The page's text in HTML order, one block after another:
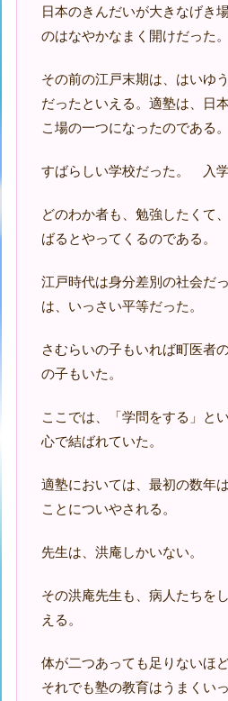
日本のきんだいが大きなげき
のはなやかなまく開けだった。
その前の江戸末期は、はいゆ
だったといえる。適塾は、日
こ場の一つになったのである。
すばらしい学校だった。 入学
どのわか者も、勉強したくて
ばるとやってくるのである。
江戸時代は身分差別の社会だ
は、いっさい平等だった。
さむらいの子もいれば町医者
の子もいた。
ここでは、「学問をする」と
心で結ばれていた。
適塾においては、最初の数年
ことについやされる。
先生は、洪庵しかいない。
その洪庵先生も、病人たちを
える。
体が二つあっても足りないほ
それでも塾の教育はうまくいっ